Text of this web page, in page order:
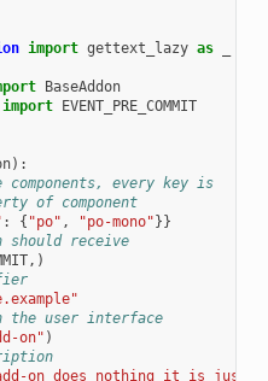
import gettext_lazy as
BaseAddon
import EVENT_PRE_COMMIT
):
every key is
of component
: { "po" , "po-mono" }}
should receive
,)
the user interface
on" )
on does nothing it is just